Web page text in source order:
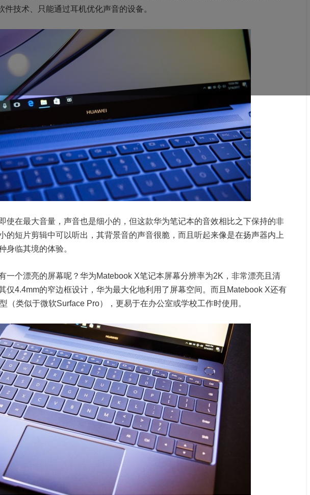
件技术、只能通过耳机优化声音的设备。
使在最大音量，声音也是细小的，但这款华为笔记本的音效相比之下保持的非
的短片剪辑中可以听出，其背景音的声音很脆，而且听起来像是在扬声器内上
身临其境的体验。
一个漂亮的屏幕呢？华为Matebook X笔记本屏幕分辨率为2K，非常漂亮且清
仅4.4mm的窄边框设计，华为最大化地利用了屏幕空间。而且Matebook X还有
（类似于微软Surface Pro），更易于在办公室或学校工作时使用。